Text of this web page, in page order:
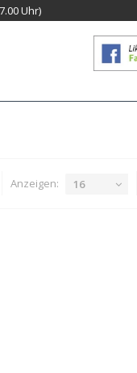
Uhr)
Anzeigen: 16